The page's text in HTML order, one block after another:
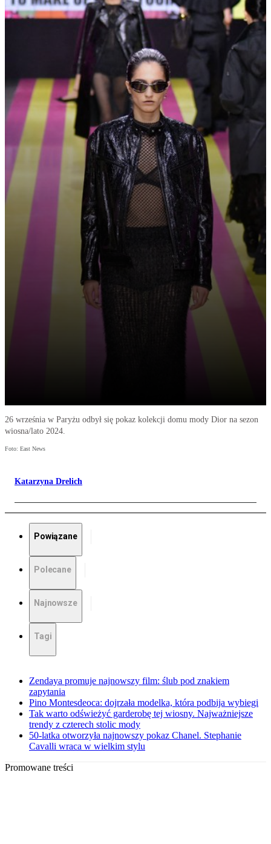
26 września w Paryżu odbył się pokaz kolekcji domu mody Dior na sezon
wiosna/lato 2024.
Foto: East News
Katarzyna Drelich
Powiązane
Polecane
Najnowsze
Tagi
Zendaya promuje najnowszy film: ślub pod znakiem
zapytania
Pino Montesdeoca: dojrzała modelka, która podbija wybiegi
Tak warto odświeżyć garderobę tej wiosny. Najważniejsze
trendy z czterech stolic mody
50-latka otworzyła najnowszy pokaz Chanel. Stephanie
Cavalli wraca w wielkim stylu
Promowane treści